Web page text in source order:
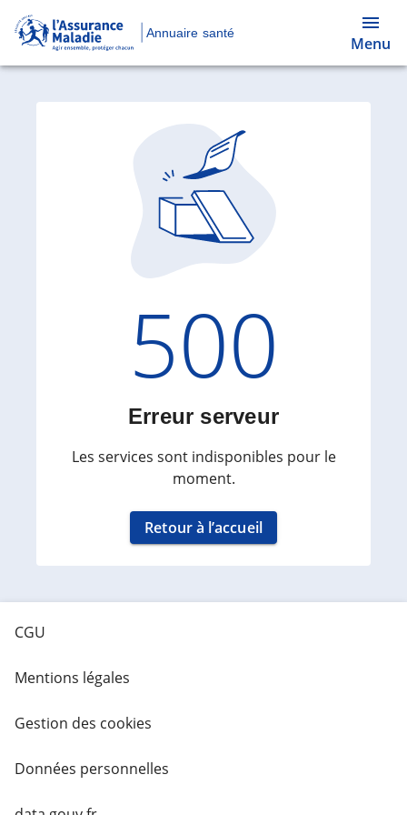
Annuaire santé
Menu
Code
500
Erreur serveur
Les services sont indisponibles pour le
moment.
Retour à l’accueil
CGU
Mentions légales
Gestion des cookies
Données personnelles